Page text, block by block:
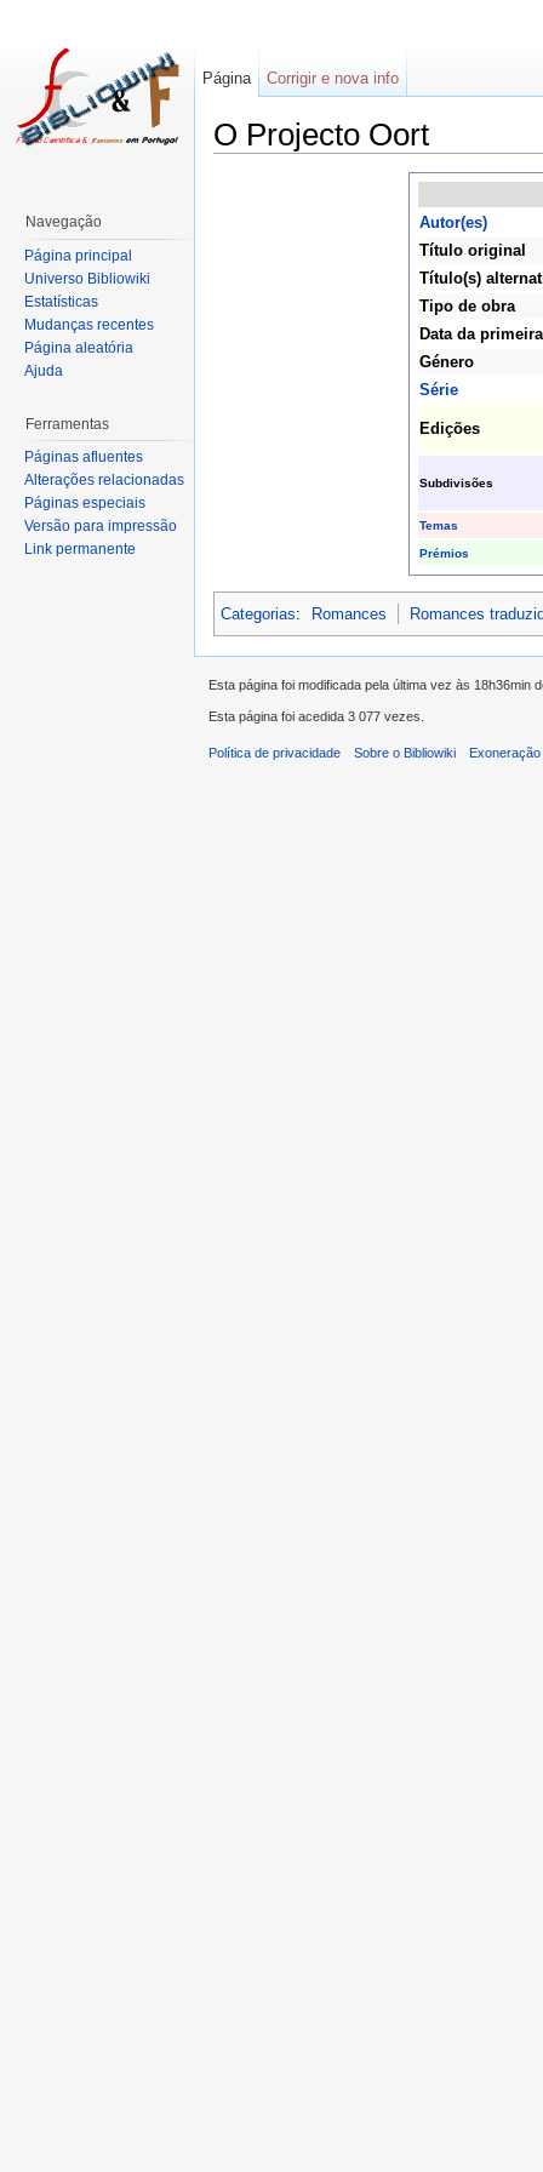
O Projecto Oort
Autor(es)
Título original
Título(s)
Tipo de obra
Data da
Género
Série
Edições
Subdivisões
Temas
Prémios
Categorias: Romances Romances
Página Corrigir e nova info
Navegação
Página principal
Universo Bibliowiki
Estatísticas
Mudanças recentes
Página aleatória
Ajuda
Ferramentas
Páginas afluentes
Alterações relacionadas
Páginas especiais
Versão para impressão
Link permanente
Esta página foi modificada pela última vez às 18h36min
Esta página foi acedida 3 077 vezes.
Política de privacidade Sobre o Bibliowiki